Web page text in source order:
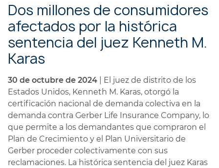
Dos millones de consumidores
afectados por la histórica
sentencia del juez Kenneth M.
Karas
30 de octubre de 2024
| El juez de distrito de los
Estados Unidos, Kenneth M. Karas, otorgó la
certificación nacional de demanda colectiva en la
demanda contra Gerber Life Insurance Company, lo
que permite a los demandantes que compraron el
Plan de Crecimiento y el Plan Universitario de
Gerber proceder colectivamente con sus
reclamaciones. La histórica sentencia del juez Karas